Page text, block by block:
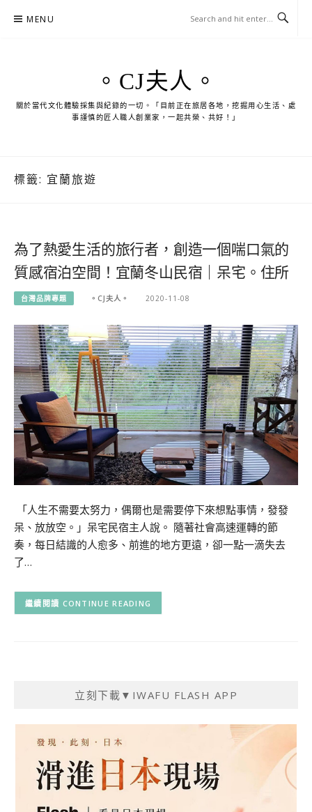
MENU
。CJ夫人。
關於當代文化體驗採集與紀錄的一切。「目前正在旅居各地，挖掘用心生活、處
事謹慎的匠人職人創業家，一起共榮、共好！」
標籤: 宜蘭旅遊
為了熱愛生活的旅行者，創造一個喘口氣的
質感宿泊空間！宜蘭冬山民宿｜呆宅。住所
台灣品牌專題 。CJ夫人。 2020-11-08
「人生不需要太努力，偶爾也是需要停下來想點事情，發發
呆、放放空。」呆宅民宿主人說。 隨著社會高速運轉的節
奏，每日結識的人愈多、前進的地方更遠，卻一點一滴失去
了…
CONTINUE READING
立刻下載▼IWAFU FLASH APP